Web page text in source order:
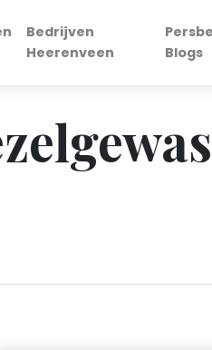
Bedrijven
Heerenveen
Blogs